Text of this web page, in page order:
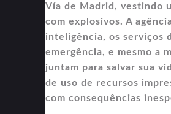
Vía de Madrid, vestindo
com explosivos. A
inteligência, os serviços
emergência, e mesmo a
juntam para salvar sua
de uso de recursos
com consequências